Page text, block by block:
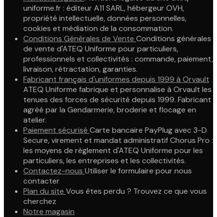
uniforme.fr : éditeur A11 SARL, hébergeur OVH,
propriété intellectuelle, données personnelles,
cookies et médiation de la consommation.
Conditions Générales de Vente Conditions générales
de vente d'ATEQ Uniforme pour particuliers,
professionnels et collectivités : commande, paiement,
livraison, rétractation, garanties.
Fabricant français d'uniformes depuis 1999 à Orvault
ATEQ Uniforme fabrique et personnalise à Orvault les
tenues des forces de sécurité depuis 1999. Fabricant
agréé par la Gendarmerie, broderie et flocage en
atelier.
Paiement sécurisé Carte bancaire PayPlug avec 3-D
Secure, virement et mandat administratif Chorus Pro :
les moyens de règlement d'ATEQ Uniforme pour les
particuliers, les entreprises et les collectivités.
Contactez-nous Utiliser le formulaire pour nous
contacter
Plan du site Vous êtes perdu ? Trouvez ce que vous
cherchez
Notre magasin